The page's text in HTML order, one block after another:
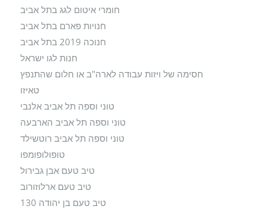
חומרי איטום לגג בתל אביב
חנויות פארם בתל אביב
חנוכה 2019 בתל אביב
חנות לגו ישראל
חסימה של ויזות עבודה לארה"ב או חלום שהתנפץ
טאיזו
טוני וספה תל אביב אלנבי
טוני וספה תל אביב הארבעה
טוני וספה תל אביב רוטשילד
טופולופומפו
טיב טעם אבן גבירול
טיב טעם ארלוזורוב
טיב טעם בן יהודה 130